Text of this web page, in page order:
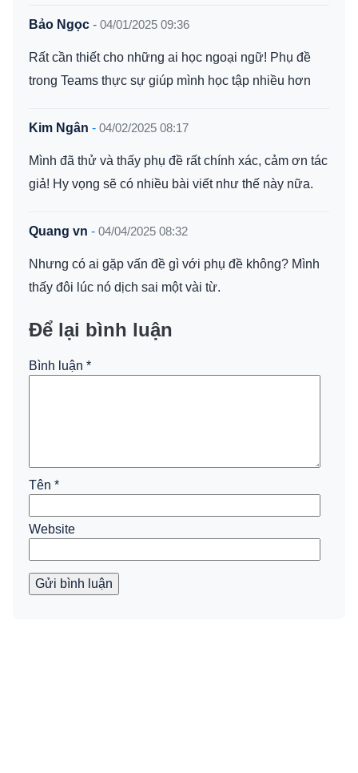
Bảo Ngọc - 04/01/2025 09:36
Rất cần thiết cho những ai học ngoại ngữ! Phụ đề
trong Teams thực sự giúp mình học tập nhiều hơn
Kim Ngân - 04/02/2025 08:17
Mình đã thử và thấy phụ đề rất chính xác, cảm ơn tác
giả! Hy vọng sẽ có nhiều bài viết như thế này nữa.
Quang vn - 04/04/2025 08:32
Nhưng có ai gặp vấn đề gì với phụ đề không? Mình
thấy đôi lúc nó dịch sai một vài từ.
Để lại bình luận
Bình luận *
Tên *
Website
Gửi bình luận